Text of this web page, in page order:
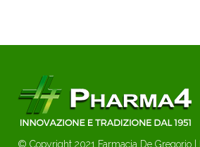
© Copyright 2021 Farmacia De Gregorio |